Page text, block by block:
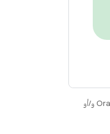
. إنّ Java وOpenJDK هما علامتان تجاريتان مسجَّلتان لشركة Oracle و/أو